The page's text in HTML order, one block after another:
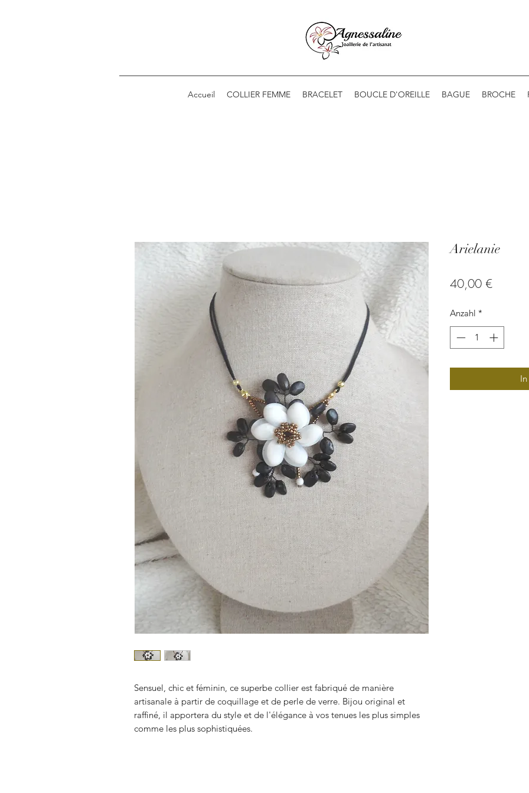
Accueil COLLIER FEMME BRACELET BOUCLE D'OREILLE BAGUE BROCHE
Sensuel, chic et féminin, ce superbe collier est fabriqué de manière
artisanale à partir de coquillage et de perle de verre. Bijou original et
raffiné, il apportera du style et de l'élégance à vos tenues les plus simples
comme les plus sophistiquées.
Arielanie
40,00 €Preis
Anzahl *